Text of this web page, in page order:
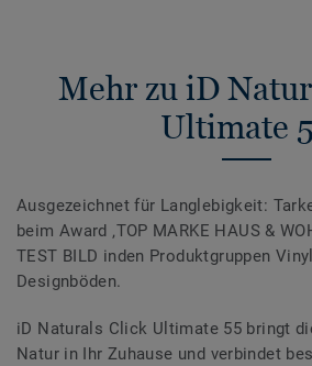
Mehr zu iD
Ultimate
Ausgezeichnet für Langlebigkeit:
beim Award ‚TOP MARKE HAUS &
TEST BILD inden Produktgruppen
Designböden.
iD Naturals Click Ultimate 55 bringt
Natur in Ihr Zuhause und verbindet